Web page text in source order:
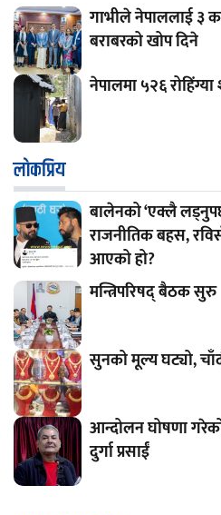
गाभीले नेपाललाई ३
बराबरको खोप दिने
नेपालमा ५२६ रोहिंग्या
लाेकप्रिय
बालेनको ‘एक्लै
राजनीतिक बहस,
आएको हो?
मन्त्रिपरिषद् बैठक सुरु
सुनको मूल्य घट्यो,
आन्दोलन घोषणा
दुर्गा प्रसाईं